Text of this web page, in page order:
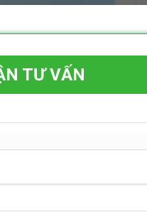
TƯ VẤN